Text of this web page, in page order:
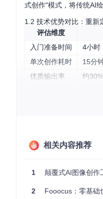
式创作"模式，将传统AI
1.2 技术优势对比：重新
评估维度
入门准备时间
4小时
单次创作耗时
15分
优质输出率
约
二、实战指南：三
痛点问题：通用型AI绘
核心价值：通过三个典
相关内容推荐
1 颠覆式AI图像创作
2 Fooocus：零基础